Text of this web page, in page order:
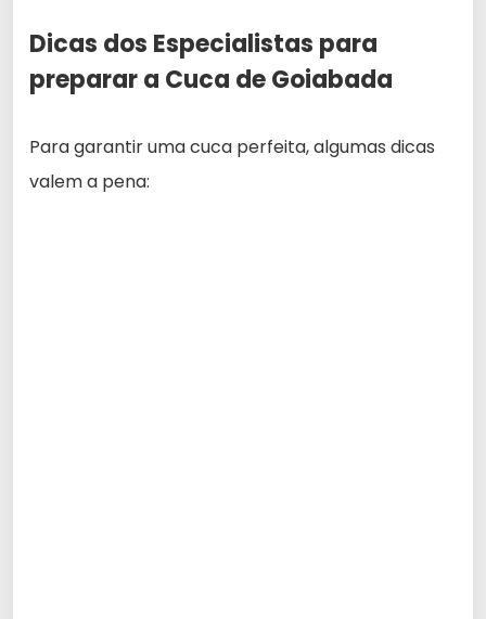
Dicas dos Especialistas para
preparar a Cuca de Goiabada
Para garantir uma cuca perfeita, algumas dicas
valem a pena: